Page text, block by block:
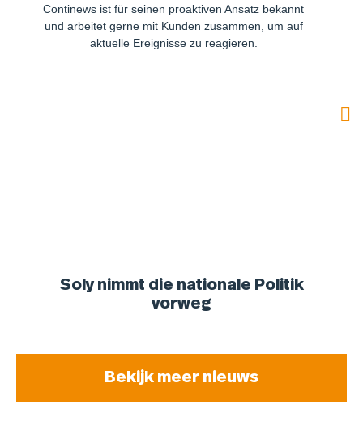
Continews ist für seinen proaktiven Ansatz bekannt
und arbeitet gerne mit Kunden zusammen, um auf
aktuelle Ereignisse zu reagieren.
Soly nimmt die nationale Politik
vorweg
Bekijk meer nieuws